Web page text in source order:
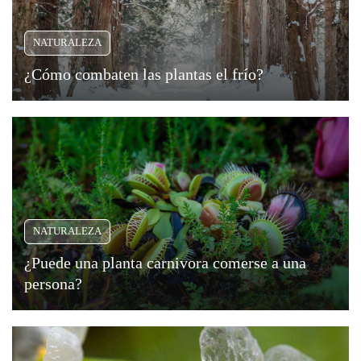
Criminología
Deporte
Economía
Gastronomía
Historia
Lenguaje
Leyes
Literatura
identificados
por
su
característico
color
azul.
Sin
embargo,
los
científicos
han
comprobado
que
el
color
del
mar
NATURALEZA
¿Cómo combaten las plantas el frío?
NATURALEZA
¿Puede una planta carnivora comerse a una
persona?